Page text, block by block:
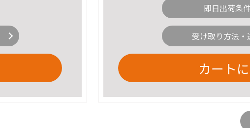
即日出荷条
受け取り方法・
カート